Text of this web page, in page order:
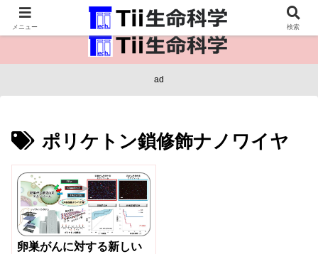
医療保健・生命・生物の情報インフラ。
ad
ポリケトン鎖修飾ナノワイヤ
卵巣がんに対する新しい
メニュー 検索